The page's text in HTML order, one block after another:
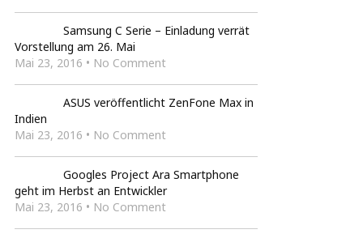
Samsung C Serie – Einladung verrät
Vorstellung am 26. Mai
Mai 23, 2016 • No Comment
ASUS veröffentlicht ZenFone Max in
Indien
Mai 23, 2016 • No Comment
Googles Project Ara Smartphone
geht im Herbst an Entwickler
Mai 23, 2016 • No Comment